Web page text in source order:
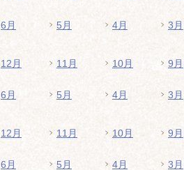
6月 5月 4月 3月
12月 11月 10月 9月
6月 5月 4月 3月
12月 11月 10月 9月
6月 5月 4月 3月